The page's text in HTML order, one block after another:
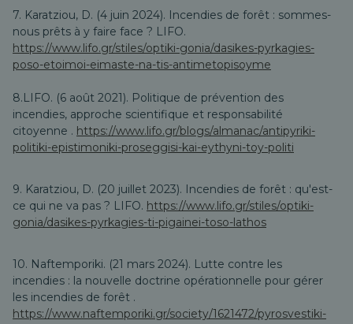
7. Karatziou, D. (4 juin 2024). Incendies de forêt : sommes-
nous prêts à y faire face ? LIFO.
https://www.lifo.gr/stiles/optiki-gonia/dasikes-pyrkagies-
poso-etoimoi-eimaste-na-tis-antimetopisoyme
8.LIFO. (6 août 2021). Politique de prévention des
incendies, approche scientifique et responsabilité
citoyenne . https://www.lifo.gr/blogs/almanac/antipyriki-
politiki-epistimoniki-proseggisi-kai-eythyni-toy-politi
9. Karatziou, D. (20 juillet 2023). Incendies de forêt : qu'est-
ce qui ne va pas ? LIFO. https://www.lifo.gr/stiles/optiki-
gonia/dasikes-pyrkagies-ti-pigainei-toso-lathos
10. Naftemporiki. (21 mars 2024). Lutte contre les
incendies : la nouvelle doctrine opérationnelle pour gérer
les incendies de forêt .
https://www.naftemporiki.gr/society/1621472/pyrosvestiki-